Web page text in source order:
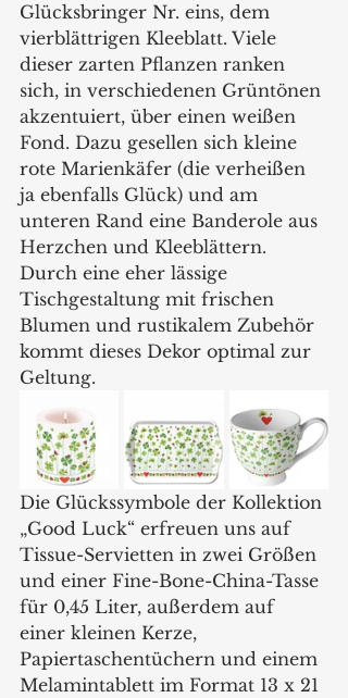
Glücksbringer Nr. eins, dem
vierblättrigen Kleeblatt. Viele
dieser zarten Pflanzen ranken
sich, in verschiedenen Grüntönen
akzentuiert, über einen weißen
Fond. Dazu gesellen sich kleine
rote Marienkäfer (die verheißen
ja ebenfalls Glück) und am
unteren Rand eine Banderole aus
Herzchen und Kleeblättern.
Durch eine eher lässige
Tischgestaltung mit frischen
Blumen und rustikalem Zubehör
kommt dieses Dekor optimal zur
Geltung.
Die Glückssymbole der Kollektion
„Good Luck“ erfreuen uns auf
Tissue-Servietten in zwei Größen
und einer Fine-Bone-China-Tasse
für 0,45 Liter, außerdem auf
einer kleinen Kerze,
Papiertaschentüchern und einem
Melamintablett im Format 13 x 21